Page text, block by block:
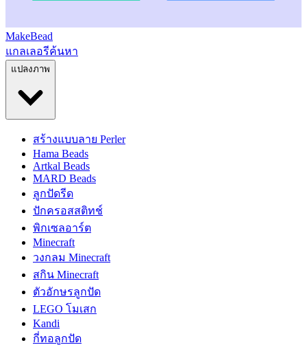
MakeBead
แกลเลอรีค้นหา
แปลงภาพ
สร้างแบบลาย Perler
Hama Beads
Artkal Beads
MARD Beads
ลูกปัดรีด
ปักครอสสติทช์
พิกเซลอาร์ต
Minecraft
วงกลม Minecraft
สกิน Minecraft
ตัวอักษรลูกปัด
LEGO โมเสก
Kandi
กี่ทอลูกปัด